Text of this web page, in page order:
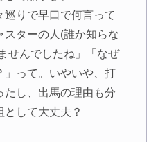
りで早口で何言って
スターの人(誰か知らな
せんでしたね」「なぜ
」って。いやいや、打
たし、出馬の理由も分
して大丈夫？